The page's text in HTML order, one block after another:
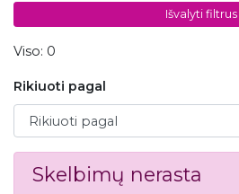
Išvalyti filtrus
Viso: 0
Rikiuoti pagal
Rikiuoti pagal
Skelbimų nerasta